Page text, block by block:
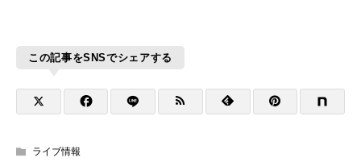
この記事をSNSでシェアする
ライブ情報